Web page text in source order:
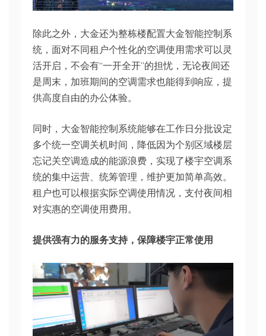
除此之外，大金还为整栋楼配置大金智能控制系
统，面对不同租户个性化的空调使用需求可以灵
活开启，不会有“一开全开”的担忧，无论夜间还
是周末，加班期间的空调需求也能得到响应，提
供高度自由的办公体验。
同时，大金智能控制系统能够在工作日分批设定
多个统一空调关机时间，降低因为个别区域楼层
忘记关空调造成的能源浪费，实现了楼宇空调系
统的集中运营、统筹管理，维护更加简单高效。
租户也可以根据实际空调使用情况，支付夜间相
对实惠的空调使用费用。
提供强有力的服务支持，保障楼宇正常使用